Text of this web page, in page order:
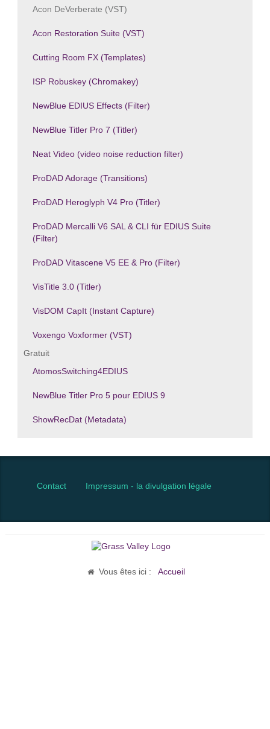
Acon DeVerberate (VST)
Acon Restoration Suite (VST)
Cutting Room FX (Templates)
ISP Robuskey (Chromakey)
NewBlue EDIUS Effects (Filter)
NewBlue Titler Pro 7 (Titler)
Neat Video (video noise reduction filter)
ProDAD Adorage (Transitions)
ProDAD Heroglyph V4 Pro (Titler)
ProDAD Mercalli V6 SAL & CLI für EDIUS Suite
(Filter)
ProDAD Vitascene V5 EE & Pro (Filter)
VisTitle 3.0 (Titler)
VisDOM CapIt (Instant Capture)
Voxengo Voxformer (VST)
Gratuit
AtomosSwitching4EDIUS
NewBlue Titler Pro 5 pour EDIUS 9
ShowRecDat (Metadata)
Contact Impressum - la divulgation légale
Vous êtes ici :Accueil